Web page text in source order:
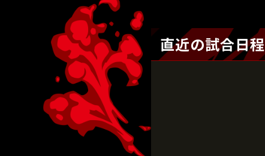
直近の試合日程